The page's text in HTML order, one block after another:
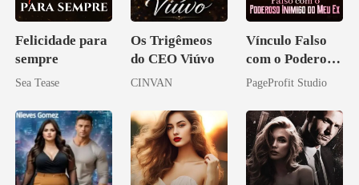
Felicidade para
sempre
Sea Tease
Os Trigêmeos
do CEO Viúvo
CINVAN
Vínculo Falso
com o Poderoso
Inimigo do Meu
PageProfit Studio